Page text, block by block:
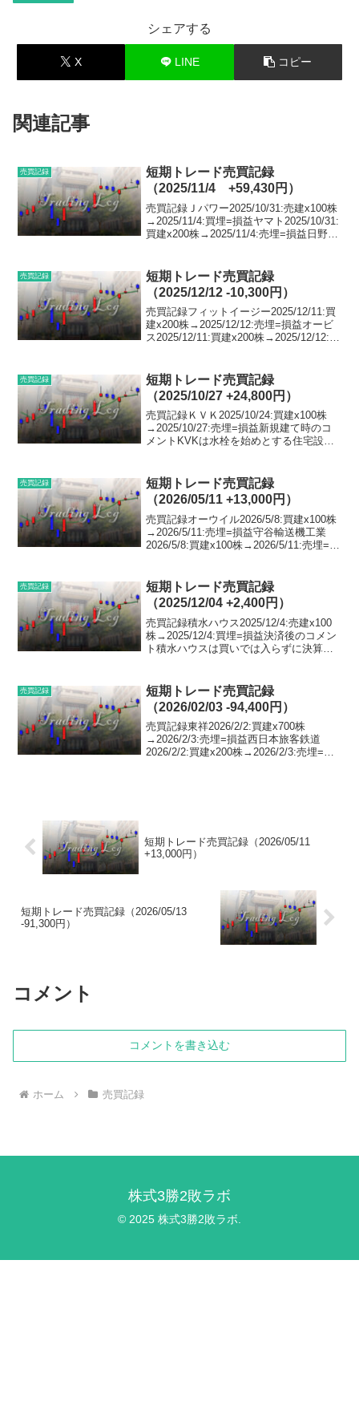
シェアする
X LINE コピー
関連記事
売買記録
短期トレード売買記録
（2025/11/4 +59,430円）
売買記録Ｊパワー2025/10/31:売建x100株
→2025/11/4:買埋=損益ヤマト2025/10/31:
買建x200株→2025/11/4:売埋=損益日野自
売買記録
短期トレード売買記録
（2025/12/12 -10,300円）
売買記録フィットイージー2025/12/11:買
建x200株→2025/12/12:売埋=損益オービ
ス2025/12/11:買建x200株→2025/12/12:売
売買記録
短期トレード売買記録
（2025/10/27 +24,800円）
売買記録ＫＶＫ2025/10/24:買建x100株
→2025/10/27:売埋=損益新規建て時のコ
メントKVKは水栓を始めとする住宅設備
で、私にとってはとてもなじみのある...
売買記録
短期トレード売買記録
（2026/05/11 +13,000円）
売買記録オーウイル2026/5/8:買建x100株
→2026/5/11:売埋=損益守谷輸送機工業
2026/5/8:買建x100株→2026/5/11:売埋=損
売買記録
短期トレード売買記録
（2025/12/04 +2,400円）
売買記録積水ハウス2025/12/4:売建x100
株→2025/12/4:買埋=損益決済後のコメン
ト積水ハウスは買いでは入らずに決算跨
後場寄り付きですぐ買い戻しです。...
売買記録
短期トレード売買記録
（2026/02/03 -94,400円）
売買記録東祥2026/2/2:買建x700株
→2026/2/3:売埋=損益西日本旅客鉄道
2026/2/2:買建x200株→2026/2/3:売埋=損
短期トレード売買記録（2026/05/11
+13,000円）
短期トレード売買記録（2026/05/13
-91,300円）
コメント
コメントを書き込む
ホーム 売買記録
株式3勝2敗ラボ
© 2025 株式3勝2敗ラボ.